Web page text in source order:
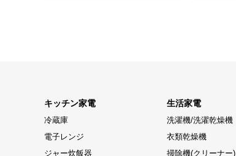
キッチン家電
冷蔵庫
電子レンジ
ジャー炊飯器
生活家電
洗濯機/洗濯乾燥機
衣類乾燥機
掃除機(クリーナー)